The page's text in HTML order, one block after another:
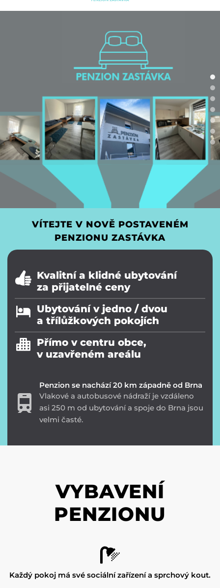
VÍTEJTE V NOVĚ POSTAVENÉM
PENZIONU ZASTÁVKA
Kvalitní a klidné ubytování
za přijatelné ceny
Ubytování v jedno / dvou
a třílůžkových pokojích
Přímo v centru obce,
v uzavřeném areálu
Penzion se nachází 20 km západně od Brna
Vlakové a autobusové nádraží je vzdáleno
asi 250 m od ubytování a spoje do Brna jsou
velmi časté.
VYBAVENÍ
PENZIONU
Každý pokoj má své sociální zařízení a sprchový kout.